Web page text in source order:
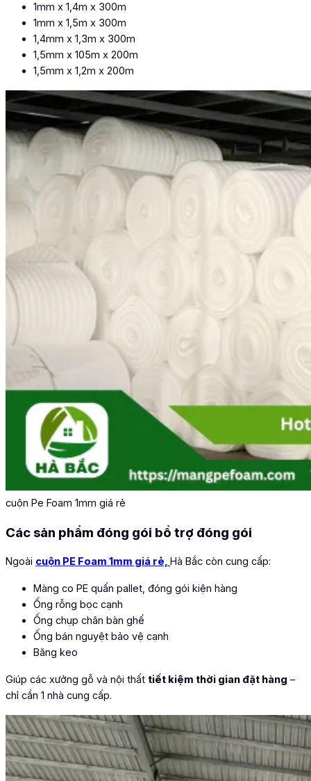
1mm x 1,4m x 300m
1mm x 1,5m x 300m
1,4mm x 1,3m x 300m
1,5mm x 105m x 200m
1,5mm x 1,2m x 200m
cuộn Pe Foam 1mm giá rẻ
Các sản phẩm đóng gói bổ trợ đóng gói
Ngoài cuộn PE Foam 1mm giá rẻ, Hà Bắc còn cung cấp:
Màng co PE quấn pallet, đóng gói kiện hàng
Ống rỗng bọc cạnh
Ống chụp chân bàn ghế
Ống bán nguyệt bảo vệ cạnh
Băng keo
Giúp các xưởng gỗ và nội thất tiết kiệm thời gian đặt hàng –
chỉ cần 1 nhà cung cấp.